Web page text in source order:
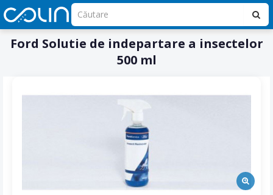
Ford Solutie de indepartare a insectelor
500 ml